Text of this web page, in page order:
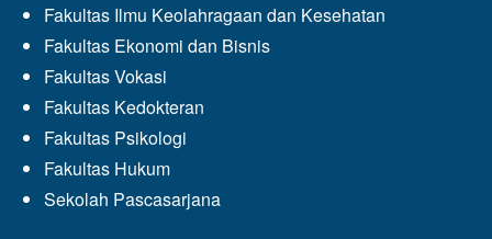
Fakultas Ilmu Keolahragaan dan Kesehatan
Fakultas Ekonomi dan Bisnis
Fakultas Vokasi
Fakultas Kedokteran
Fakultas Psikologi
Fakultas Hukum
Sekolah Pascasarjana